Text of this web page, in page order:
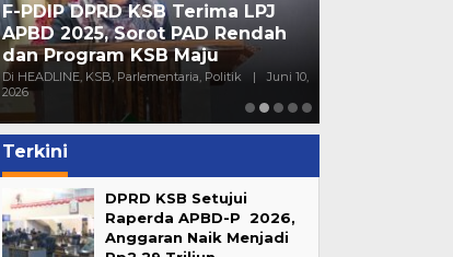
F-PDIP DPRD KSB Terima LPJ
APBD 2025, Sorot PAD Rendah
dan Program KSB Maju
Di HEADLINE, KSB, Parlementaria, Politik |
Juni 10,
2026
Terkini
DPRD KSB Setujui
Raperda APBD-P 2026,
Anggaran Naik Menjadi